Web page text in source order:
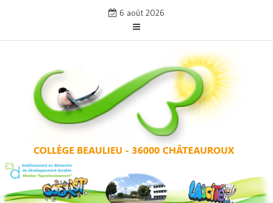
content
6 août 2026
COLLÈGE BEAULIEU –
CHÂTEAUROUX